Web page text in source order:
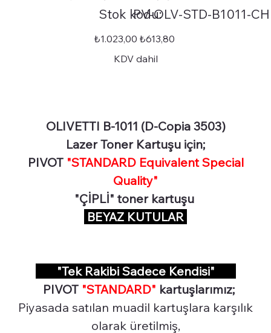
Stok kodu:
kodu:
STD-
B1011-
PV-OLV-STD-B1011-
Orijinal
fiyat
₺1.023,00 İndirimli
fiyat
₺613,80
KDV dahil
OLIVETTI B-1011 (D-Copia 3503)
Lazer Toner Kartuşu için;
PIVOT "STANDARD Equivalent Special
Quality"
"ÇİPLİ" toner kartuşu
BEYAZ KUTULAR
"Tek Rakibi Sadece Kendisi"
PIVOT "STANDARD" kartuşlarımız;
Piyasada satılan muadil kartuşlara karşılık
olarak üretilmiş,